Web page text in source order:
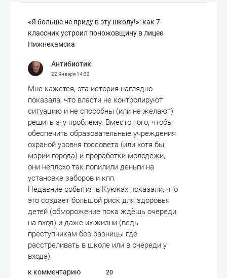
«Я больше не приду в эту школу!»: как 7-
классник устроил поножовщину в лицее
Нижнекамска
Антибиотик
22 Января14:32
Мне кажется, эта история наглядно
показала, что власти не контролируют
ситуацию и не способны (или не желают)
решить эту проблему. Вместо того, чтобы
обеспечить образовательные учреждения
охраной уровня госсовета (или хотя бы
мэрии города) и проработки молодежи,
они неплохо так попилили деньги на
установке заборов и кпп.
Недавние события в Куюках показали, что
это создает большой риск для здоровья
детей (обморожение пока ждёшь очереди
на вход) и даже их жизни (ведь
преступникам без разницы где
расстреливать в школе или в очереди у
входа).
к комментарию 20